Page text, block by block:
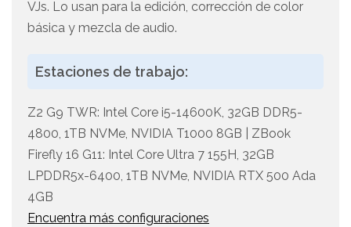
VJs. Lo usan para la edición, corrección de color
básica y mezcla de audio.
Estaciones de trabajo:
Z2 G9 TWR: Intel Core i5-14600K, 32GB DDR5-
4800, 1TB NVMe, NVIDIA T1000 8GB | ZBook
Firefly 16 G11: Intel Core Ultra 7 155H, 32GB
LPDDR5x-6400, 1TB NVMe, NVIDIA RTX 500 Ada
4GB
Encuentra más configuraciones